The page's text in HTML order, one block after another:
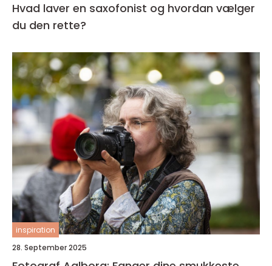
Hvad laver en saxofonist og hvordan vælger
du den rette?
inspiration
28. September 2025